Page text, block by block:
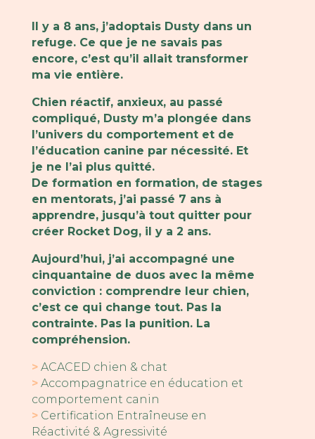
Il y a 8 ans, j’adoptais Dusty dans un
refuge. Ce que je ne savais pas
encore, c’est qu’il allait transformer
ma vie entière.
Chien réactif, anxieux, au passé
compliqué, Dusty m’a plongée dans
l’univers du comportement et de
l’éducation canine par nécessité. Et
je ne l’ai plus quitté.
De formation en formation, de stages
en mentorats, j’ai passé 7 ans à
apprendre, jusqu’à tout quitter pour
créer Rocket Dog, il y a 2 ans.
Aujourd’hui, j’ai accompagné une
cinquantaine de duos avec la même
conviction : comprendre leur chien,
c’est ce qui change tout. Pas la
contrainte. Pas la punition. La
compréhension.
>ACACED chien & chat
>Accompagnatrice en éducation et
comportement canin
>Certification Entraîneuse en
Réactivité & Agressivité